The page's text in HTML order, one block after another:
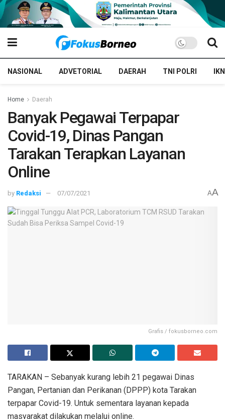
NASIONAL ADVETORIAL DAERAH TNI POLRI IKN
Home Daerah
Banyak Pegawai Terpapar
Covid-19, Dinas Pangan
Tarakan Terapkan Layanan
Online
by Redaksi 07/07/2021 AA
Grafis / fokusborneo.com
TARAKAN – Sebanyak kurang lebih 21 pegawai Dinas
Pangan, Pertanian dan Perikanan (DPPP) kota Tarakan
terpapar Covid-19. Untuk sementara layanan kepada
masyarakat dilakukan melalui online.